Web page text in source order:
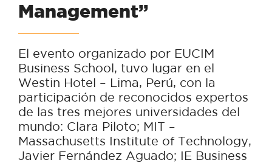
Management”
El evento organizado por EUCIM
Business School, tuvo lugar en el
Westin Hotel – Lima, Perú, con la
participación de reconocidos expertos
de las tres mejores universidades del
mundo: Clara Piloto; MIT –
Massachusetts Institute of Technology,
Javier Fernández Aguado; IE Business